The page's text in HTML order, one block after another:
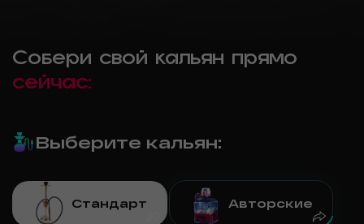
Выберите кальян:
Стандарт Авторские